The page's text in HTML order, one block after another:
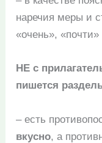
наречия меры и
«очень»,
НЕ с
пишется
– есть
вкусно, а